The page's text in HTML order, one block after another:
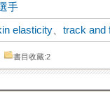
手
elasticity 、track and
書目收藏:2